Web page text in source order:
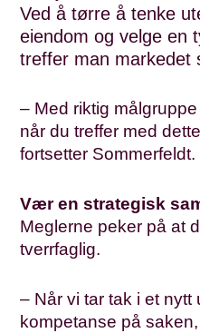
Ved å tørre å tenke
eiendom og velge en
treffer man markedet
– Med riktig
når du treffer med
fortsetter Sommerfeldt.
Vær en strategisk
Meglerne peker på at
tverrfaglig.
– Når vi tar tak i et nytt
kompetanse på